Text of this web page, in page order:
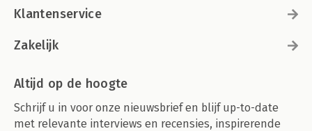
Klantenservice
Zakelijk
Altijd op de hoogte
Schrijf u in voor onze nieuwsbrief en blijf up-to-date
met relevante interviews en recensies, inspirerende